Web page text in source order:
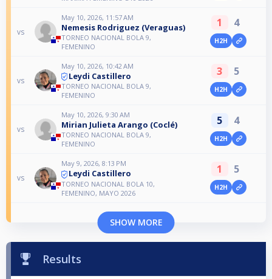
vs
May 10, 2026, 11:57 AM
Nemesis Rodriguez (Veraguas)
TORNEO NACIONAL BOLA 9,
FEMENINO
1 4
H2H
vs
May 10, 2026, 10:42 AM
Leydi Castillero
TORNEO NACIONAL BOLA 9,
FEMENINO
3 5
H2H
vs
May 10, 2026, 9:30 AM
Mirian Julieta Arango (Coclé)
TORNEO NACIONAL BOLA 9,
FEMENINO
5 4
H2H
vs
May 9, 2026, 8:13 PM
Leydi Castillero
TORNEO NACIONAL BOLA 10,
FEMENINO, MAYO 2026
1 5
H2H
SHOW MORE
Results